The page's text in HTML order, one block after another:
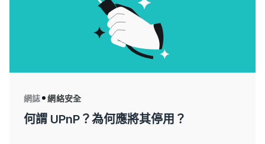
網誌 網絡安全
何謂 UPnP？為何應將其停用？